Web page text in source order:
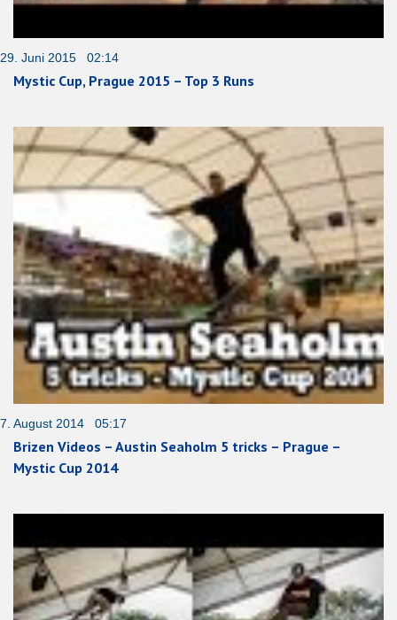
29. Juni 2015 02:14
Mystic Cup, Prague 2015 – Top 3 Runs
7. August 2014 05:17
Brizen Videos – Austin Seaholm 5 tricks – Prague –
Mystic Cup 2014